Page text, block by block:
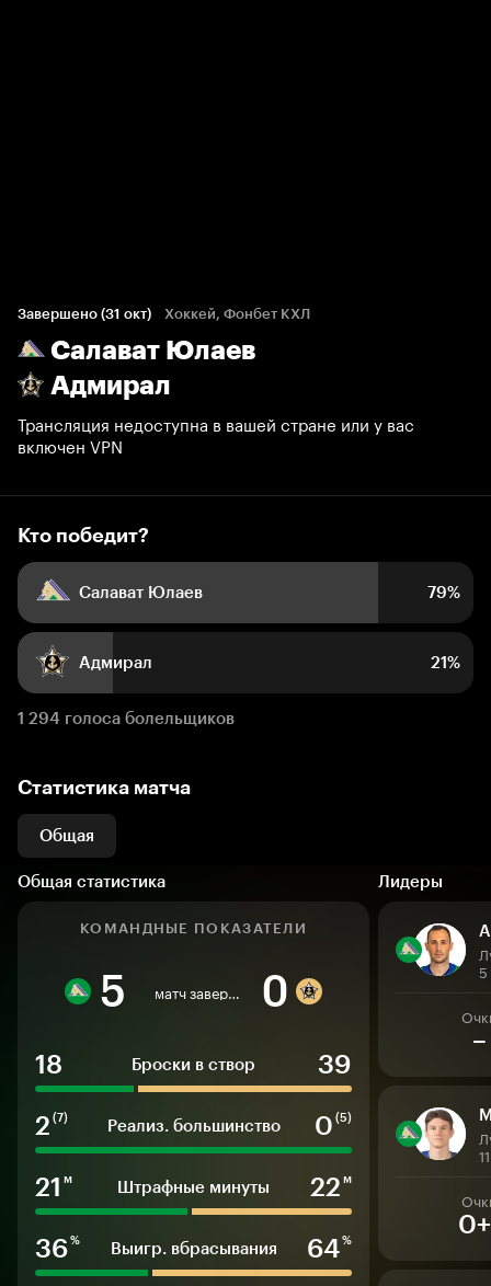
Завершено (31 окт) Хоккей, Фонбет КХЛ
Салават Юлаев
Адмирал
Трансляция недоступна в вашей стране или у вас
включен VPN
79%
Кто победит?
Салават Юлаев 79%
Адмирал 21%
1 294 голоса болельщиков
Статистика матча
Общая
Общая статистика Лидеры
КОМАНДНЫЕ ПОКАЗАТЕЛИ
5 матч завершен 0
18 Броски в створ
39
2 (7) Реализ. большинство 0 (5)
21 м Штрафные минуты 22 м
36% Выигр. вбрасывания 64%
5
–